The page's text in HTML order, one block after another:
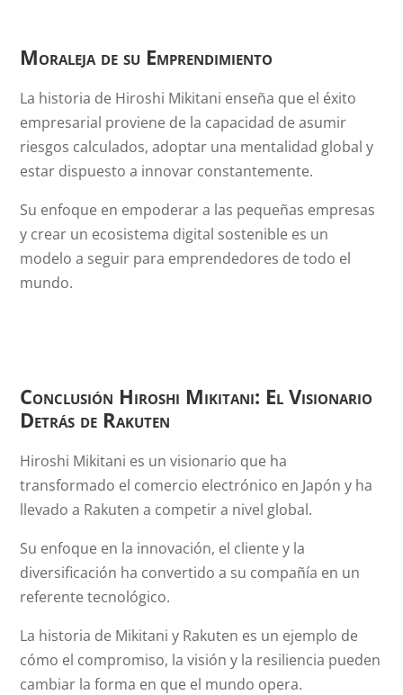
Moraleja de su Emprendimiento
La historia de Hiroshi Mikitani enseña que el éxito
empresarial proviene de la capacidad de asumir
riesgos calculados, adoptar una mentalidad global y
estar dispuesto a innovar constantemente.
Su enfoque en empoderar a las pequeñas empresas
y crear un ecosistema digital sostenible es un
modelo a seguir para emprendedores de todo el
mundo.
Conclusión Hiroshi Mikitani: El Visionario
Detrás de Rakuten
Hiroshi Mikitani es un visionario que ha
transformado el comercio electrónico en Japón y ha
llevado a Rakuten a competir a nivel global.
Su enfoque en la innovación, el cliente y la
diversificación ha convertido a su compañía en un
referente tecnológico.
La historia de Mikitani y Rakuten es un ejemplo de
cómo el compromiso, la visión y la resiliencia pueden
cambiar la forma en que el mundo opera.